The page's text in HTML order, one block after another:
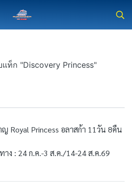
ท็ก "Discovery Princess"
ญ Royal Princess อลาสก้า 11วัน 8คืน
ง : 24 ก.ค.-3 ส.ค./14-24 ส.ค.69